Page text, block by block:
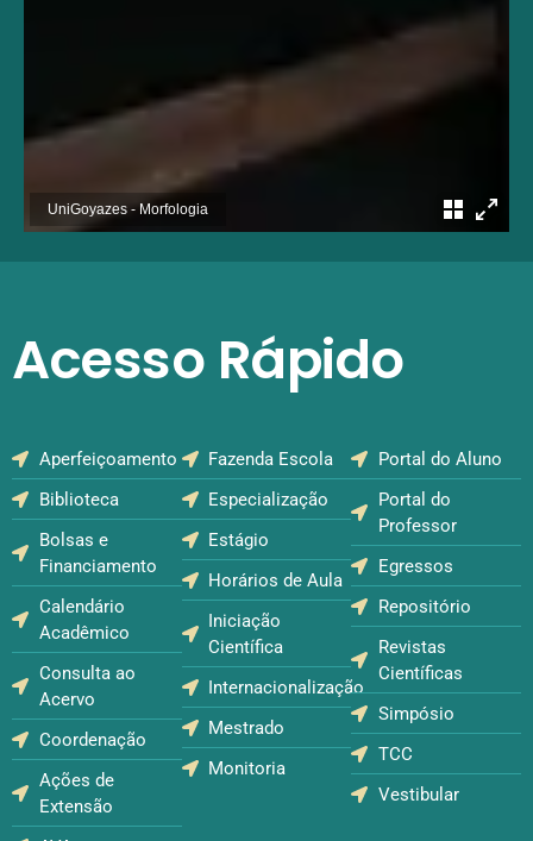
UniGoyazes - Morfologia
Acesso Rápido
Aperfeiçoamento
Biblioteca
Bolsas e
Financiamento
Calendário
Acadêmico
Consulta ao
Acervo
Coordenação
Ações de
Extensão
Fazenda Escola
Especialização
Estágio
Horários de Aula
Iniciação
Científica
Internacionalização
Mestrado
Monitoria
Portal do Aluno
Portal do
Professor
Egressos
Repositório
Revistas
Científicas
Simpósio
TCC
Vestibular